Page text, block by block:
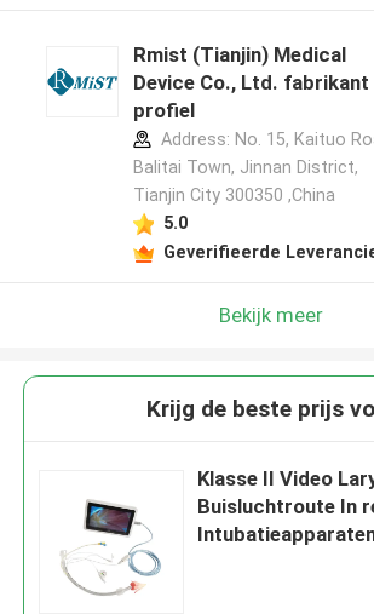
Rmist (Tianjin) Medical
Device Co., Ltd. fabrikant
profiel
Address: No. 15, Kaituo
Balitai Town, Jinnan District,
Tianjin City 300350 ,China
5.0
Geverifieerde
Bekijk meer
Krijg de beste prijs
Klasse II Video
Buisluchtroute In